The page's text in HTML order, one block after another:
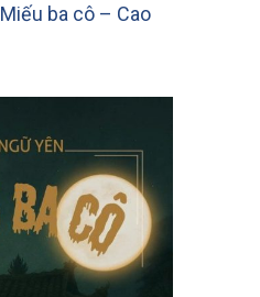
Miếu ba cô – Cao